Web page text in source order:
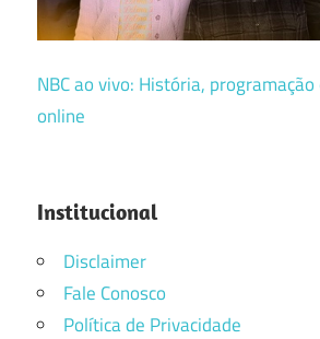
NBC ao vivo: História,
online
Institucional
Disclaimer
Fale Conosco
Política de Privacidade